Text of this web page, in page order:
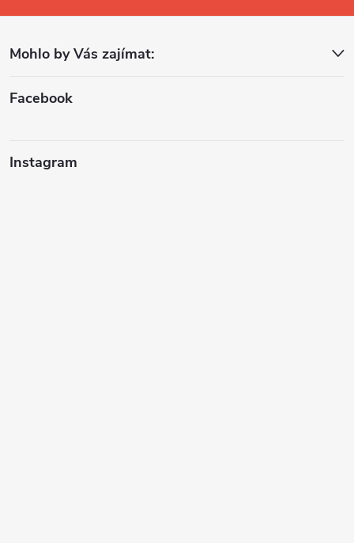
a
Mohlo by Vás zajímat:
Facebook
Instagram